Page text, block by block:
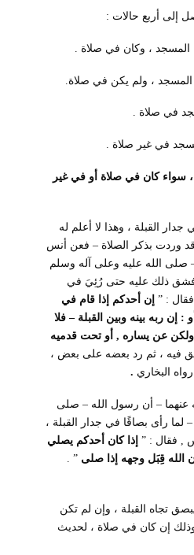
إلى أربع حالات :
، وكان في صلاة .
، ولم يكن في صلاة.
في صلاة .
في غير صلاة .
، سواء كان في صلاة أو في غير
القبلة ، وهذا لا أعلم له
قد وردت بذكر الصلاة – فعن أنس
صلى الله عليه وعلى آله وسلم
فشق ذلك عليه حتى رُئِيَ في
:
” إن أحدكم إذا قام في
: إن ربه بينه وبين القبلة – فلا
ولكن عن يساره , أو تحت قدميه
فيه ، ثم رد بعضه على بعض ،
رواه البخاري .
– أن رسول الله – صلى
لما رأى بصاقًا في جدار القبلة ،
, فقال : ” إذا كان أحدكم يصلي
الله قِبَل وجهه إذا صلى ” .
تجاه القبلة ، وإن لم تكن
إن كان في صلاة ، لحديث